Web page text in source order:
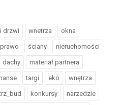
drzwi wnetrza okna
prawo ściany nieruchomości
dachy materiał partnera
targi eko wnętrza
konkursy narzedzie